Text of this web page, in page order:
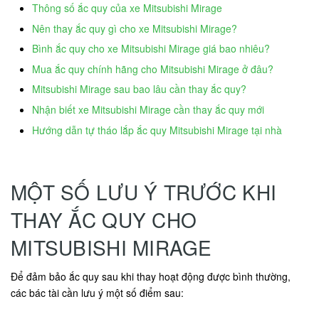
Thông số ắc quy của xe Mitsubishi Mirage
Nên thay ắc quy gì cho xe Mitsubishi Mirage?
Bình ắc quy cho xe Mitsubishi Mirage giá bao nhiêu?
Mua ắc quy chính hãng cho Mitsubishi Mirage ở đâu?
Mitsubishi Mirage sau bao lâu cần thay ắc quy?
Nhận biết xe Mitsubishi Mirage cần thay ắc quy mới
Hướng dẫn tự tháo lắp ắc quy Mitsubishi Mirage tại nhà
MỘT SỐ LƯU Ý TRƯỚC KHI
THAY ẮC QUY CHO
MITSUBISHI MIRAGE
Để đảm bảo ắc quy sau khi thay hoạt động được bình thường,
các bác tài cần lưu ý một số điểm sau: